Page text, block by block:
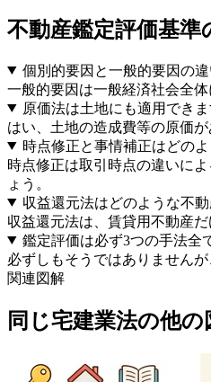
不動産鑑定評価基準
個別的要因と一般的要因の
一般的要因は一般経済社会全
原価法は土地にも適用できま
はい、土地の造成費等の原価
時点修正と事情補正はどの
時点修正は取引時点の違いに
ょう。
収益還元法はどのような不
収益還元法は、賃貸用不動産
鑑定評価は必ず3つの手法全
必ずしもそうではありません
関連図解
同じ宅建業法の他の